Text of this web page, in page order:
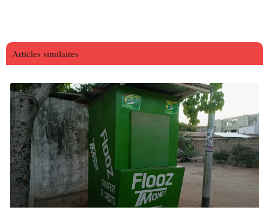
Articles similaires